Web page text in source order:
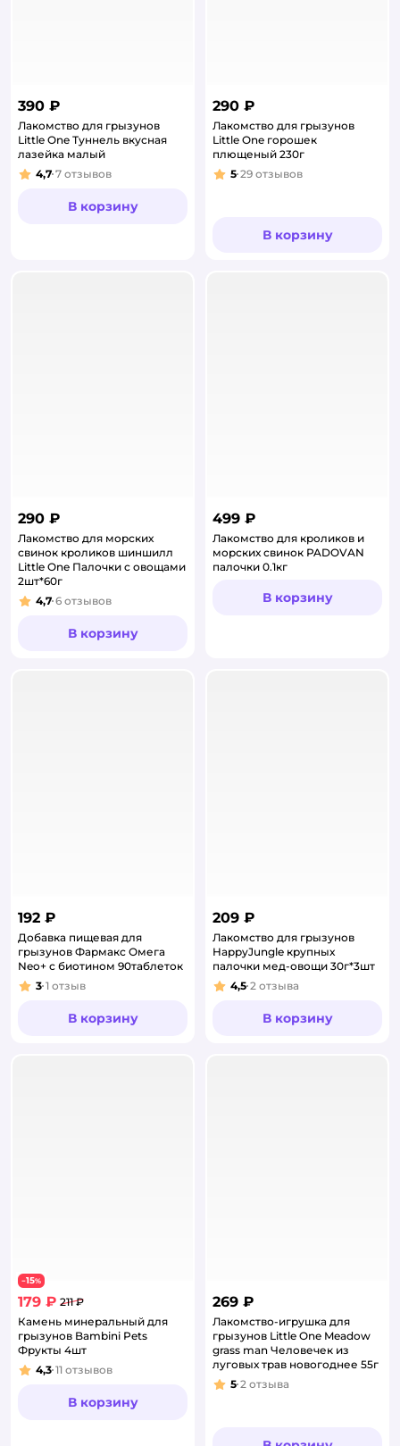
390 ₽
Лакомство для грызунов
Little One Туннель вкусная
лазейка малый
Рейтинг:
4,7 7 отзывов
В корзину
290 ₽
Лакомство для грызунов
Little One горошек
плющеный 230г
Рейтинг:
5 29 отзывов
В корзину
290 ₽
Лакомство для морских
свинок кроликов шиншилл
Little One Палочки с овощами
2шт*60г
Рейтинг:
4,7 6 отзывов
В корзину
499 ₽
Лакомство для кроликов и
морских свинок PADOVAN
палочки 0.1кг
В корзину
192 ₽
Добавка пищевая для
грызунов Фармакс Омега
Neo+ с биотином 90таблеток
Рейтинг:
3 1 отзыв
В корзину
209 ₽
Лакомство для грызунов
HappyJungle крупных
палочки мед-овощи 30г*3шт
Рейтинг:
4,5 2 отзыва
В корзину
−15%
179 ₽ 211 ₽
Камень минеральный для
грызунов Bambini Pets
Фрукты 4шт
Рейтинг:
4,3 11 отзывов
В корзину
269 ₽
Лакомство-игрушка для
грызунов Little One Meadow
grass man Человечек из
луговых трав новогоднее 55г
Рейтинг:
5 2 отзыва